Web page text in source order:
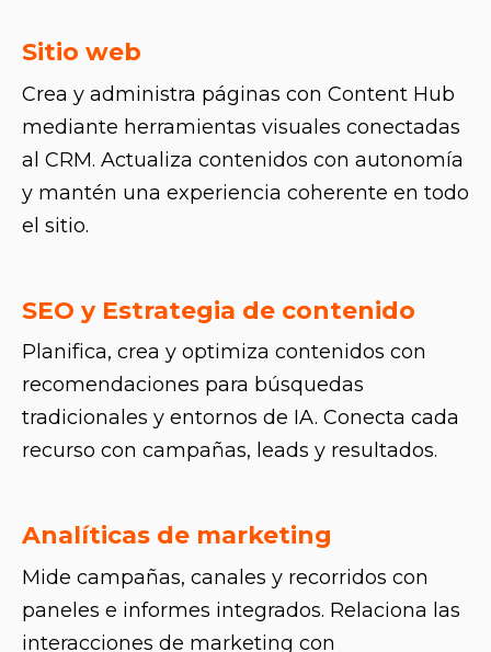
Sitio web
Crea y administra páginas con Content Hub
mediante herramientas visuales conectadas
al CRM. Actualiza contenidos con autonomía
y mantén una experiencia coherente en todo
el sitio.
SEO y Estrategia de contenido
Planifica, crea y optimiza contenidos con
recomendaciones para búsquedas
tradicionales y entornos de IA. Conecta cada
recurso con campañas, leads y resultados.
Analíticas de marketing
Mide campañas, canales y recorridos con
paneles e informes integrados. Relaciona las
interacciones de marketing con